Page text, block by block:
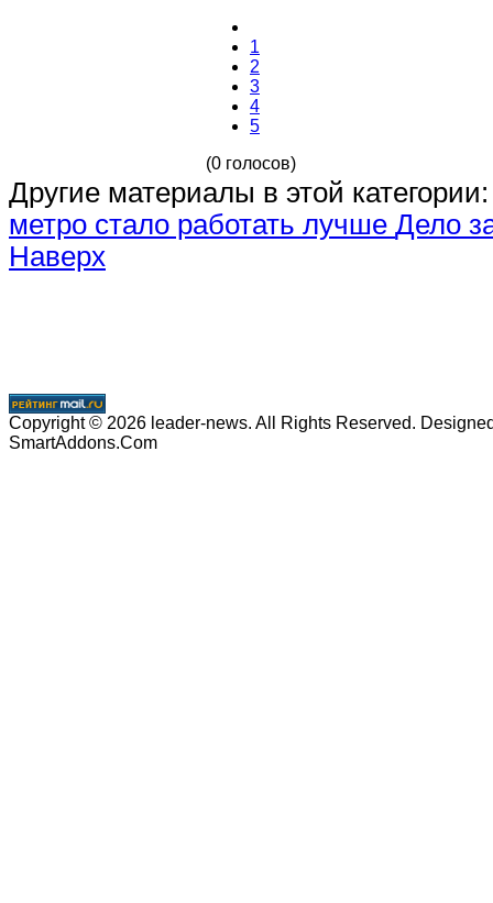
1
2
3
4
5
(0 голосов)
Другие материалы в этой категории:
метро стало работать лучше Дело
Наверх
Copyright © 2026 leader-news. All Rights Reserved.
SmartAddons.Com